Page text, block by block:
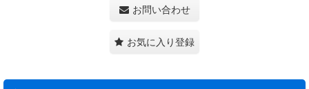
お問い合わせ
お気に入り登録